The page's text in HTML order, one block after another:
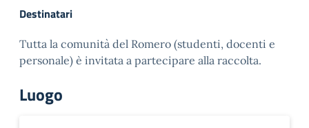
Destinatari
Tutta la comunità del Romero (studenti, docenti e
personale) è invitata a partecipare alla raccolta.
Luogo